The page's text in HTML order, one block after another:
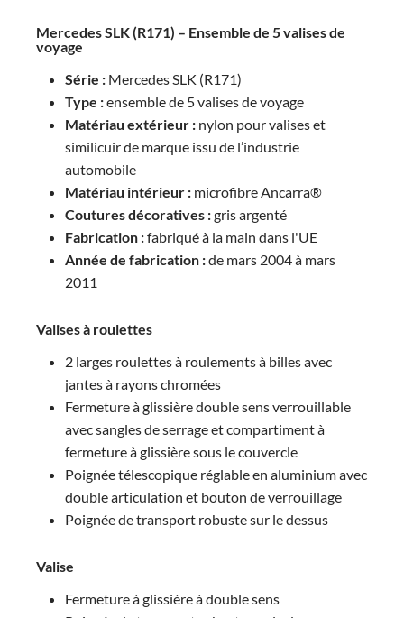
Mercedes SLK (R171) – Ensemble de 5 valises de
voyage
Série : Mercedes SLK (R171)
Type :ensemble de 5 valises de voyage
Matériau extérieur : nylon pour valises et
similicuir de marque issu de l’industrie
automobile
Matériau intérieur : microfibre Ancarra®
Coutures décoratives :gris argenté
Fabrication :fabriqué à la main dans l'UE
Année de fabrication :de mars 2004 à mars
2011
Valises à roulettes
2 larges roulettes à roulements à billes avec
jantes à rayons chromées
Fermeture à glissière double sens verrouillable
avec sangles de serrage et compartiment à
fermeture à glissière sous le couvercle
Poignée télescopique réglable en aluminium avec
double articulation et bouton de verrouillage
Poignée de transport robuste sur le dessus
Valise
Fermeture à glissière à double sens